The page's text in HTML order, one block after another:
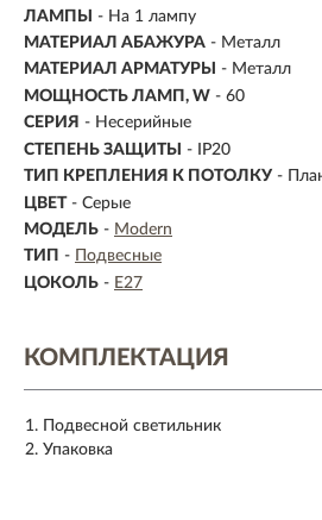
ЛАМПЫ
- На 1 лампу
МАТЕРИАЛ АБАЖУРА - Металл
МАТЕРИАЛ АРМАТУРЫ
- Металл
МОЩНОСТЬ ЛАМП, W - 60
СЕРИЯ - Несерийные
СТЕПЕНЬ ЗАЩИТЫ
- IP20
ТИП КРЕПЛЕНИЯ К ПОТОЛКУ -
ЦВЕТ - Серые
МОДЕЛЬ - Modern
ТИП -
Подвесные
ЦОКОЛЬ - E27
КОМПЛЕКТАЦИЯ
Подвесной светильник
Упаковка